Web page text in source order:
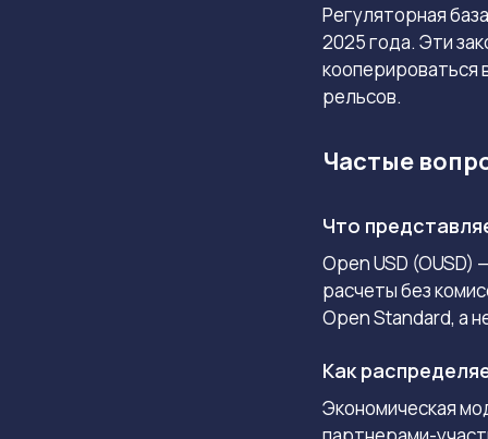
Регуляторная база
2025 года. Эти
кооперироваться
рельсов.
Частые
Что
Open USD
расчеты без
Open Standard, а
Как
Экономическая